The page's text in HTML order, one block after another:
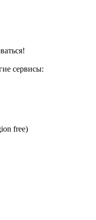
сервисы:
free)